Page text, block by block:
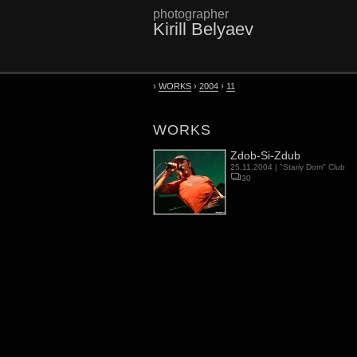
photographer
Kirill Belyaev
› WORKS › 2004 › 11
WORKS
Zdob-Si-Zdub
25.11.2004 | "Stariy Dom" Club
30